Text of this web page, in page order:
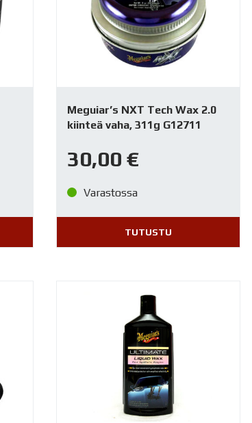
Meguiar’s NXT Tech Wax 2.0
kiinteä vaha, 311g G12711
30,00€
Varastossa
TUTUSTU